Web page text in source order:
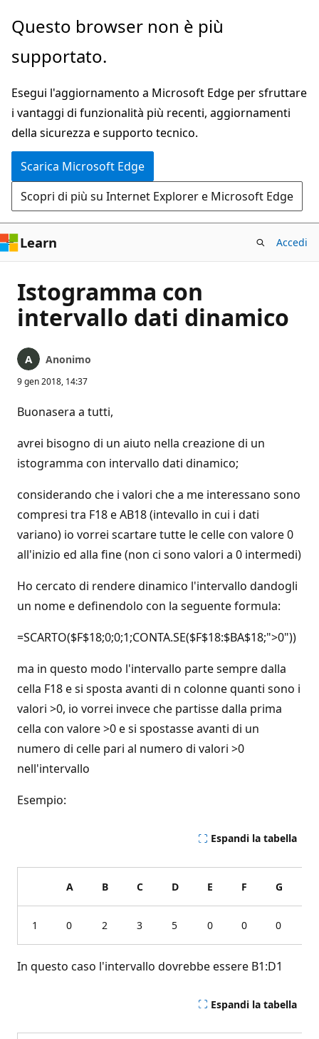
Ignora
passa
contenuto
principale
Questo browser non è più
supportato.
Esegui l'aggiornamento a Microsoft Edge per sfruttare
i vantaggi di funzionalità più recenti, aggiornamenti
della sicurezza e supporto tecnico.
Scarica Microsoft Edge
Scopri di più su Internet Explorer e Microsoft Edge
Learn Accedi
Istogramma con
intervallo dati dinamico
Anonimo
9 gen 2018, 14:37
Buonasera a tutti,
avrei bisogno di un aiuto nella creazione di un
istogramma con intervallo dati dinamico;
considerando che i valori che a me interessano sono
compresi tra F18 e AB18 (intevallo in cui i dati
variano) io vorrei scartare tutte le celle con valore 0
all'inizio ed alla fine (non ci sono valori a 0 intermedi)
Ho cercato di rendere dinamico l'intervallo dandogli
un nome e definendolo con la seguente formula:
=SCARTO($F$18;0;0;1;CONTA.SE($F$18:$BA$18;">0"))
ma in questo modo l'intervallo parte sempre dalla
cella F18 e si sposta avanti di n colonne quanti sono i
valori >0, io vorrei invece che partisse dalla prima
cella con valore >0 e si spostasse avanti di un
numero di celle pari al numero di valori >0
nell'intervallo
Esempio:
Espandi la tabella
A B C D E F G
1 0 2 3 5 0 0 0
In questo caso l'intervallo dovrebbe essere B1:D1
Espandi la tabella